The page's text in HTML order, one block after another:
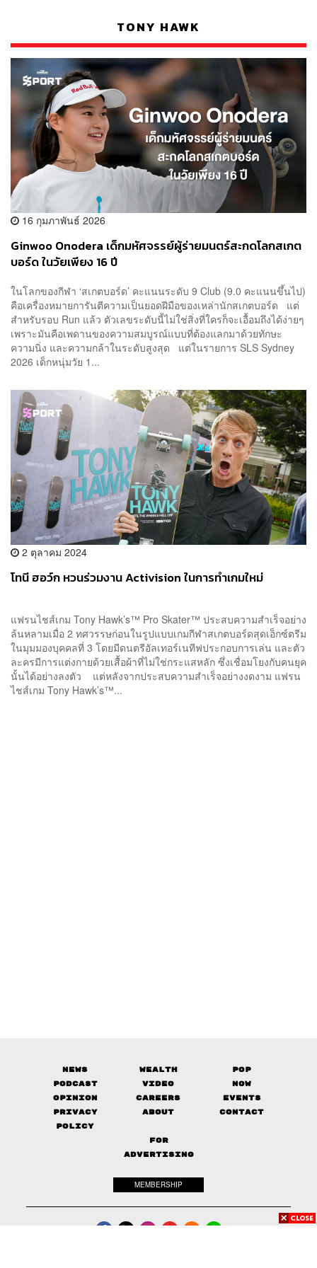
TONY HAWK
16 กุมภาพันธ์ 2026
Ginwoo Onodera เด็กมหัศจรรย์ผู้ร่ายมนตร์สะกดโลกสเกต
บอร์ด ในวัยเพียง 16 ปี
ในโลกของกีฬา ‘สเกตบอร์ด’ คะแนนระดับ 9 Club (9.0 คะแนนขึ้นไป)
คือเครื่องหมายการันตีความเป็นยอดฝีมือของเหล่านักสเกตบอร์ด แต่
สำหรับรอบ Run แล้ว ตัวเลขระดับนี้ไม่ใช่สิ่งที่ใครก็จะเอื้อมถึงได้ง่ายๆ
เพราะมันคือเพดานของความสมบูรณ์แบบที่ต้องแลกมาด้วยทักษะ
ความนิ่ง และความกล้าในระดับสูงสุด แต่ในรายการ SLS Sydney
2026 เด็กหนุ่มวัย 1...
2 ตุลาคม 2024
โทนี ฮอว์ก หวนร่วมงาน Activision ในการทำเกมใหม่
แฟรนไชส์เกม ​​Tony Hawk’s™ Pro Skater™ ประสบความสำเร็จอย่าง
ล้นหลามเมื่อ 2 ทศวรรษก่อนในรูปแบบเกมกีฬาสเกตบอร์ดสุดเอ็กซ์ตรีม
ในมุมมองบุคคลที่ 3 โดยมีดนตรีอัลเทอร์เนทีฟประกอบการเล่น และตัว
ละครมีการแต่งกายด้วยเสื้อผ้าที่ไม่ใช่กระแสหลัก ซึ่งเชื่อมโยงกับคนยุค
นั้นได้อย่างลงตัว แต่หลังจากประสบความสำเร็จอย่างงดงาม แฟรน
ไชส์เกม ​​Tony Hawk’s™...
News Wealth
Pop
Podcast
Video
Now
Opinion
Careers
Events
Privacy
Policy
About Contact
FOR
ADVERTISING
MEMBERSHIP